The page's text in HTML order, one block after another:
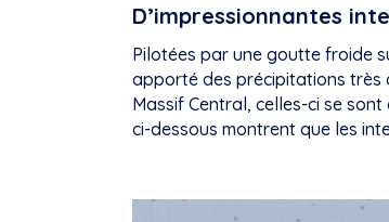
D’impressionnantes
Pilotées par une goutte froide
apporté des précipitations très
Massif Central, celles-ci se
ci-dessous montrent que les